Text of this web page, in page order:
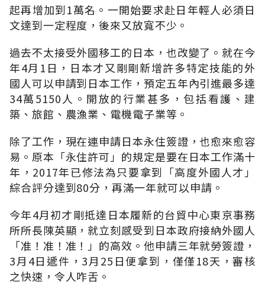
起再增加到1萬名。一開始要求赴日年輕人必須日
文達到一定程度，後來又放寬不少。
過去不太接受外國移工的日本，也改變了。就在今
年4月1日，日本才又剛剛新增許多特定技能的外
國人可以申請到日本工作，預定五年內引進最多達
34萬5150人。開放的行業甚多，包括看護、建
築、旅館、農漁業、電機電子業等。
除了工作，現在連申請日本永住簽證，也愈來愈容
易。原本「永住許可」的規定是要在日本工作滿十
年，2017年已修法為只要拿到「高度外國人才」
綜合評分達到80分，再滿一年就可以申請。
今年4月初才剛抵達日本履新的台貿中心東京事務
所所長陳英顯，就立刻感受到日本政府接納外國人
「准！准！准！」的高效。他申請三年就勞簽證，
3月4日遞件，3月25日便拿到，僅僅18天，審核
之快速，令人咋舌。